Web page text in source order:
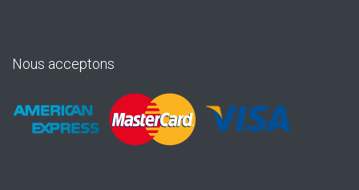
Nous acceptons